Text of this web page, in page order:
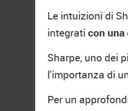
Le intuizioni di
integrati con
Sharpe, uno dei
l'importanza di
Per un